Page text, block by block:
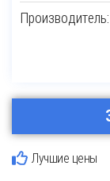
Производитель:
Лучшие цены